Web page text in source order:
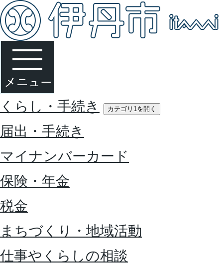
くらし・手続き カテゴリ1を開く
届出・手続き
マイナンバーカード
保険・年金
税金
まちづくり・地域活動
仕事やくらしの相談